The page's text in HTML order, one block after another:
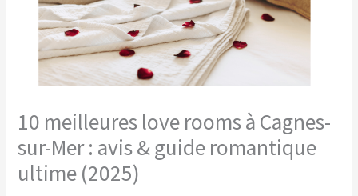
10 meilleures love rooms à Cagnes-
sur-Mer : avis & guide romantique
ultime (2025)